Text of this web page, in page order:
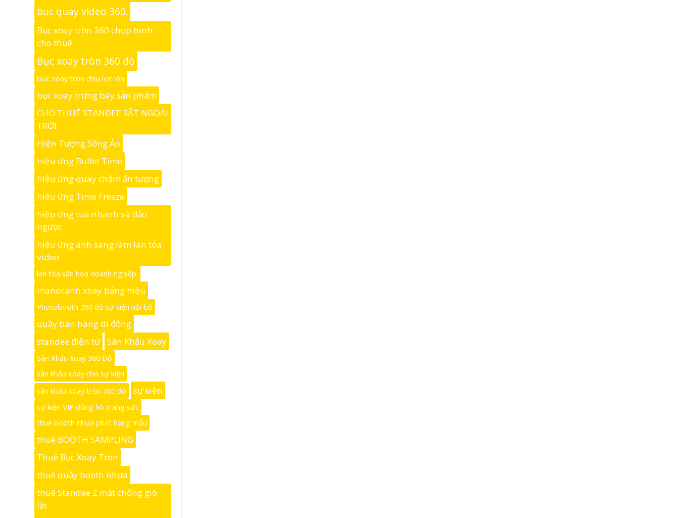
bục quay video 360.
Bục xoay tròn 360 chụp hình
cho thuê
Bục xoay tròn 360 độ
bục xoay tròn chịu lực lớn
bục xoay trưng bày sản phẩm
CHO THUÊ STANDEE SẮT NGOÀI
TRỜI
Hiện Tượng Sống Ảo
hiệu ứng Bullet Time
hiệu ứng quay chậm ấn tượng
hiệu ứng Time Freeze
hiệu ứng tua nhanh và đảo
ngược
hiệu ứng ánh sáng làm lan tỏa
video
lan tỏa văn hóa doanh nghiệp.
manocanh xoay bảng hiệu
Photobooth 360 độ sự kiện nội bộ
quầy bán hàng di động
standee điện tử
Sân Khấu Xoay
Sân Khấu Xoay 360 Độ
sân khấu xoay cho sự kiện
sân khấu xoay tròn 360 độ
sự kiện
sự kiện VIP đồng hồ trang sức
thuê booth nhựa phát hàng mẫu
thuê BOOTH SAMPLING
Thuê Bục Xoay Tròn
thuê quầy booth nhựa
thuê Standee 2 mặt chống gió
lật